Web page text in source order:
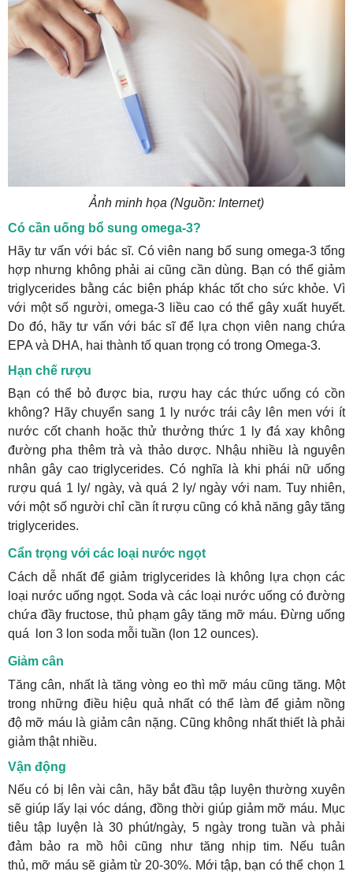
Ảnh minh họa (Nguồn: Internet)
Có cần uống bổ sung omega-3?
Hãy tư vấn với bác sĩ. Có viên nang bổ sung omega-3 tổng
hợp nhưng không phải ai cũng cần dùng. Bạn có thể giảm
triglycerides bằng các biện pháp khác tốt cho sức khỏe. Vì
với một số người, omega-3 liều cao có thể gây xuất huyết.
Do đó, hãy tư vấn với bác sĩ để lựa chọn viên nang chứa
EPA và DHA, hai thành tố quan trọng có trong Omega-3.
Hạn chế rượu
Bạn có thể bỏ được bia, rượu hay các thức uống có cồn
không? Hãy chuyển sang 1 ly nước trái cây lên men với ít
nước cốt chanh hoặc thử thưởng thức 1 ly đá xay không
đường pha thêm trà và thảo dược. Nhậu nhiều là nguyên
nhân gây cao triglycerides. Có nghĩa là khi phái nữ uống
rượu quá 1 ly/ ngày, và quá 2 ly/ ngày với nam. Tuy nhiên,
với một số người chỉ cần ít rượu cũng có khả năng gây tăng
triglycerides.
Cẩn trọng với các loại nước ngọt
Cách dễ nhất để giảm triglycerides là không lựa chọn các
loại nước uống ngọt. Soda và các loại nước uống có đường
chứa đầy fructose, thủ phạm gây tăng mỡ máu. Đừng uống
quá lon 3 lon soda mỗi tuần (lon 12 ounces).
Giảm cân
Tăng cân, nhất là tăng vòng eo thì mỡ máu cũng tăng. Một
trong những điều hiệu quả nhất có thể làm để giảm nồng
độ mỡ máu là giảm cân nặng. Cũng không nhất thiết là phải
giảm thật nhiều.
Vận động
Nếu có bị lên vài cân, hãy bắt đầu tập luyện thường xuyên
sẽ giúp lấy lại vóc dáng, đồng thời giúp giảm mỡ máu. Mục
tiêu tập luyện là 30 phút/ngày, 5 ngày trong tuần và phải
đảm bảo ra mồ hôi cũng như tăng nhịp tim. Nếu tuân
thủ, mỡ máu sẽ giảm từ 20-30%. Mới tập, bạn có thể chọn 1